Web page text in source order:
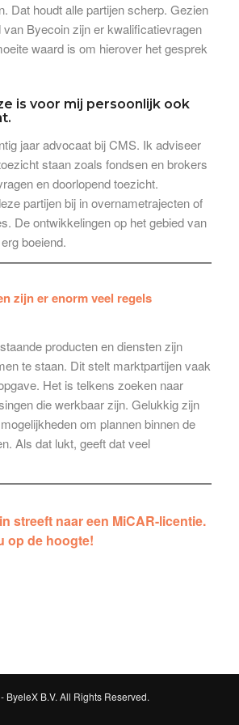
Dat houdt alle partijen scherp. Gezien
van Byecoin zijn er kwalificatievragen
waard is om hierover het gesprek
is voor mij persoonlijk ook
jaar advocaat bij CMS. Ik adviseer
staan zoals fondsen en brokers
en doorlopend toezicht.
partijen bij in overnametrajecten of
De ontwikkelingen op het gebied van
boeiend.
zijn er enorm veel regels
producten en diensten zijn
te staan. Dit stelt marktpartijen vaak
Het is telkens zoeken naar
die werkbaar zijn. Gelukkig zijn
om plannen binnen de
Als dat lukt, geeft dat veel
streeft naar een MiCAR-licentie.
op de hoogte!
ByeleX B.V. All Rights Reserved.